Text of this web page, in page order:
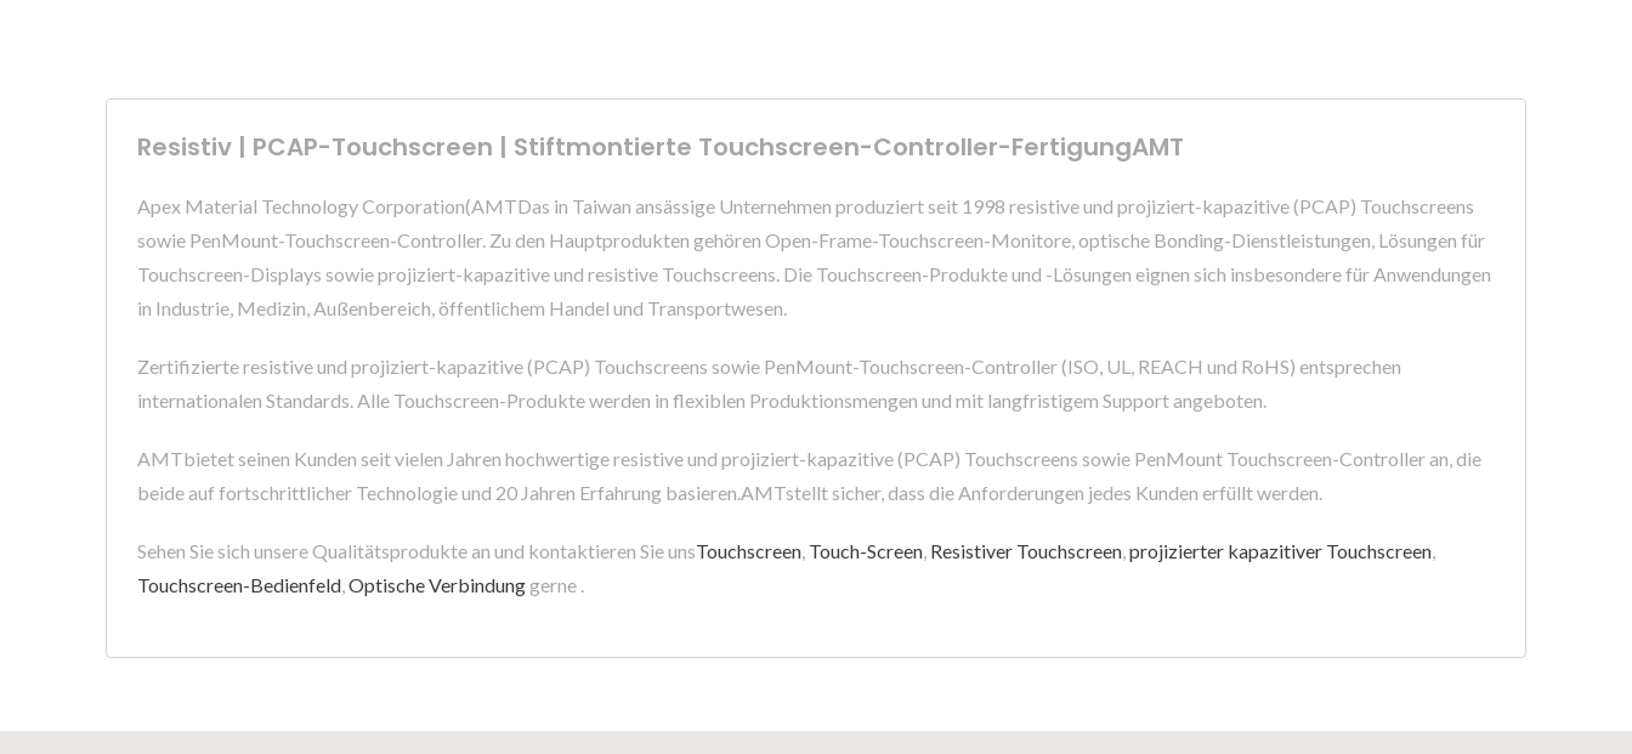
Resistiv | PCAP-Touchscreen | Stiftmontierte Touchscreen-Controller-FertigungAMT
Apex Material Technology Corporation(AMTDas in Taiwan ansässige Unternehmen produziert seit 1998 resistive und projiziert-kapazitive (PCAP) Touchscreens
sowie PenMount-Touchscreen-Controller. Zu den Hauptprodukten gehören Open-Frame-Touchscreen-Monitore, optische Bonding-Dienstleistungen, Lösungen für
Touchscreen-Displays sowie projiziert-kapazitive und resistive Touchscreens. Die Touchscreen-Produkte und -Lösungen eignen sich insbesondere für Anwendungen
in Industrie, Medizin, Außenbereich, öffentlichem Handel und Transportwesen.
Zertifizierte resistive und projiziert-kapazitive (PCAP) Touchscreens sowie PenMount-Touchscreen-Controller (ISO, UL, REACH und RoHS) entsprechen
internationalen Standards. Alle Touchscreen-Produkte werden in flexiblen Produktionsmengen und mit langfristigem Support angeboten.
AMTbietet seinen Kunden seit vielen Jahren hochwertige resistive und projiziert-kapazitive (PCAP) Touchscreens sowie PenMount Touchscreen-Controller an, die
beide auf fortschrittlicher Technologie und 20 Jahren Erfahrung basieren.AMTstellt sicher, dass die Anforderungen jedes Kunden erfüllt werden.
Sehen Sie sich unsere Qualitätsprodukte an und kontaktieren Sie unsTouchscreen, Touch-Screen, Resistiver Touchscreen,projizierter kapazitiver Touchscreen,
Touchscreen-Bedienfeld,Optische Verbindunggerne .